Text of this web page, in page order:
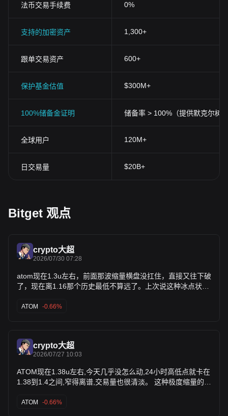
法币交易手续费 0%
支持的加密资产 1,300+
跟单交易资产 600+
保护基金估值 $300M+
100%储备金证明 储备率 > 100%（提供默克尔树
全球用户 120M+
日交易量 $20B+
Bitget 观点
crypto大超
2026/07/30 07:28
atom现在1.3u左右，前面那波缩量横盘没扛住，直接又往下破
了，现在离1.16那个历史最低不算远了。上次说这种冰点状态
ATOM -0.66%
crypto大超
2026/07/27 10:03
ATOM现在1.38u左右,今天几乎没怎么动,24小时高低点就卡在
1.38到1.4之间,窄得离谱,交易量也很清淡。 这种极度缩量的横
能已经耗得差不多了,买卖双方都懒得动,市场进入了一种冰点
ATOM -0.66%